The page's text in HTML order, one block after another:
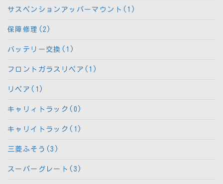
サスペンションアッパーマウント(1)
保障修理(2)
バッテリー交換(1)
フロントガラスリペア(1)
リペア(1)
キャリィトラック(0)
キャリイトラック(1)
三菱ふそう(3)
スーパーグレート(3)